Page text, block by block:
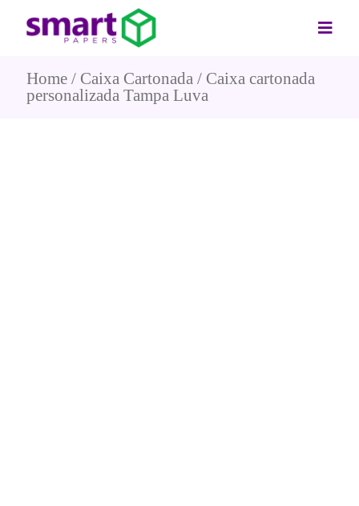
Home Caixa Cartonada
Caixa cartonada
personalizada Tampa Luva